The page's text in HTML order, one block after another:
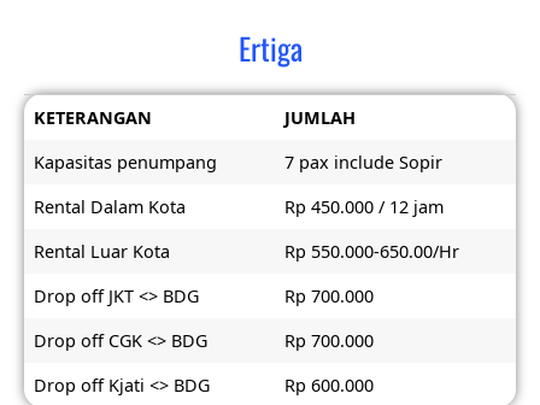
Ertiga
KETERANGAN
JUMLAH
Kapasitas penumpang
7 pax include Sopir
Rental Dalam Kota
Rp 450.000 / 12 jam
Rental Luar Kota
Rp 550.000-650.00/Hr
Drop off JKT <> BDG
Rp 700.000
Drop off CGK <> BDG
Rp 700.000
Drop off Kjati <> BDG
Rp 600.000